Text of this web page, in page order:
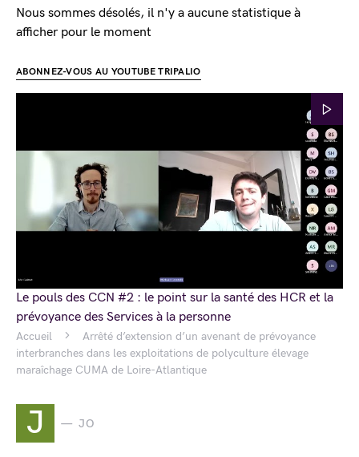
Accueil
Arrêté d’extension d’un avenant de prévoyance
interbranches dans les exploitations de polyculture élevage
maraîchage CUMA de Loire-Atlantique
J JO
Nous sommes désolés, il n'y a aucune statistique à
afficher pour le moment
ABONNEZ-VOUS AU YOUTUBE TRIPALIO
Le pouls des CCN #2 : le point sur la santé des HCR et la
prévoyance des Services à la personne